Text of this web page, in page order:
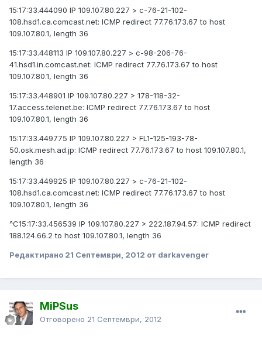
15:17:33.444090 IP 109.107.80.227 > c-76-21-102-
108.hsd1.ca.comcast.net: ICMP redirect 77.76.173.67 to host
109.107.80.1, length 36
15:17:33.448113 IP 109.107.80.227 > c-98-206-76-
41.hsd1.in.comcast.net: ICMP redirect 77.76.173.67 to host
109.107.80.1, length 36
15:17:33.448901 IP 109.107.80.227 > 178-118-32-
17.access.telenet.be: ICMP redirect 77.76.173.67 to host
109.107.80.1, length 36
15:17:33.449775 IP 109.107.80.227 > FL1-125-193-78-
50.osk.mesh.ad.jp: ICMP redirect 77.76.173.67 to host 109.107.80.1,
length 36
15:17:33.449925 IP 109.107.80.227 > c-76-21-102-
108.hsd1.ca.comcast.net: ICMP redirect 77.76.173.67 to host
109.107.80.1, length 36
^C15:17:33.456539 IP 109.107.80.227 > 222.187.94.57: ICMP redirect
188.124.66.2 to host 109.107.80.1, length 36
Редактирано 21 Септември, 2012 от darkavenger
MiPSus
Отговорено 21 Септември, 2012